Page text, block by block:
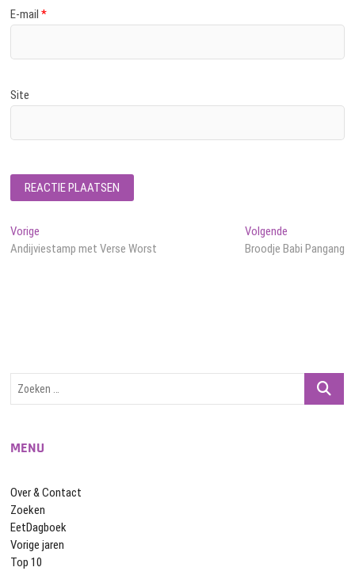
E-mail*
Site
Bericht
navigatie
Vorige
bericht:
Andijviestamp met Verse Worst
VolgendeVolgend
bericht:
Broodje Babi Pangang
Zoeken
MENU
Over & Contact
Zoeken
EetDagboek
Vorige jaren
Top 10